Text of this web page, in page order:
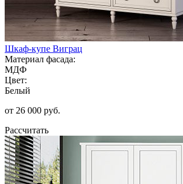
Шкаф-купе Виграц
Материал фасада:
МДФ
Цвет:
Белый
от 26 000 руб.
Рассчитать